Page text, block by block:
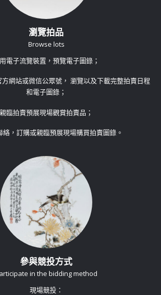
瀏覽拍品
Browse lots
電子流覽裝置，預覽電子圖錄；
網站或微信公眾號， 瀏覽以及下載完整拍賣日程
和電子圖錄；
親臨拍賣預展現場觀賞拍賣品；
絡，訂購或親臨預展現場購買拍賣圖錄。
參與競投方式
in the bidding method
現場競投：